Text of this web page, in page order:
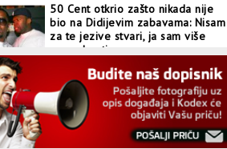
Japanci prave superkompjuter
kakav svijet još nije vidio
27.09
Linkin Park ima novu pjesmu:
Poslušajte “Heavy Is The Crown”
26.09
Testiranja na kju groznicu samo